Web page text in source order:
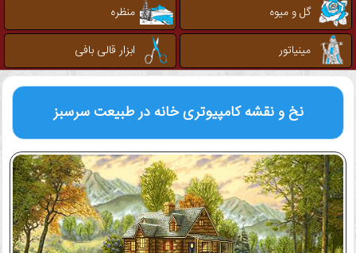
گل و میوه
منظره
مینیاتور
ابزار قالی بافی
نخ و نقشه کامپیوتریخانه در طبیعت سرسبز